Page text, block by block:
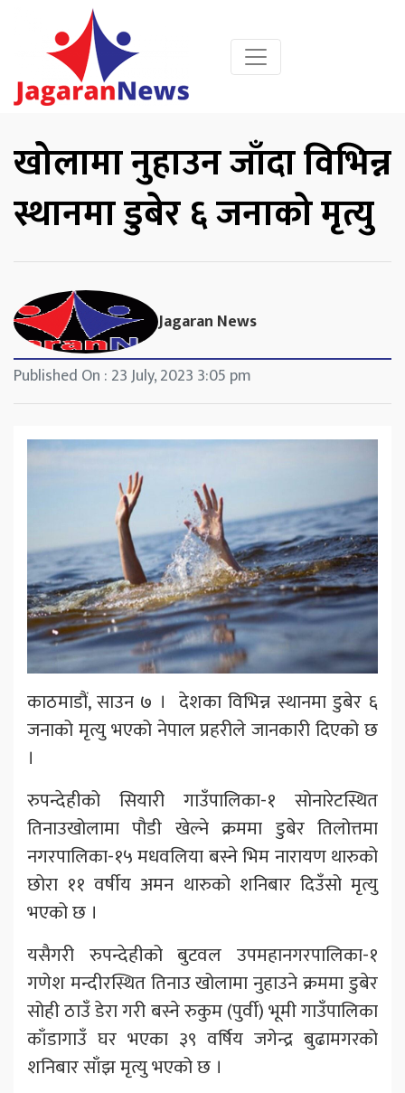
खोलामा नुहाउन जाँदा विभिन्न
स्थानमा डुबेर ६ जनाको मृत्यु
Jagaran News
Published On : 23 July, 2023 3:05 pm
काठमाडौं, साउन ७ । देशका विभिन्न स्थानमा डुबेर ६
जनाको मृत्यु भएको नेपाल प्रहरीले जानकारी दिएको छ
।
रुपन्देहीको सियारी गाउँपालिका-१ सोनारेटस्थित
तिनाउखोलामा पौडी खेल्ने क्रममा डुबेर तिलोत्तमा
नगरपालिका-१५ मधवलिया बस्ने भिम नारायण थारुको
छोरा ११ वर्षीय अमन थारुको शनिबार दिउँसो मृत्यु
भएको छ ।
यसैगरी रुपन्देहीको बुटवल उपमहानगरपालिका-१
गणेश मन्दीरस्थित तिनाउ खोलामा नुहाउने क्रममा डुबेर
सोही ठाउँ डेरा गरी बस्ने रुकुम (पुर्वी) भूमी गाउँपालिका
काँडागाउँ घर भएका ३९ वर्षिय जगेन्द्र बुढामगरको
शनिबार साँझ मृत्यु भएको छ ।